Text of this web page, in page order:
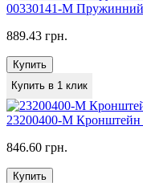
00330141-M
889.43 грн.
Купить
Купить в 1 клик
23200400-M
846.60 грн.
Купить